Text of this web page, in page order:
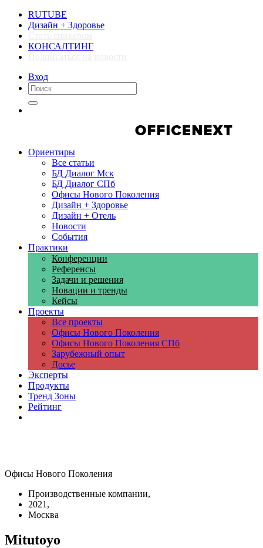
RUTUBE
Дизайн + Здоровье
КОНСАЛТИНГ
Вход
Ориентиры
Все статьи
БД Диалог Мск
БД Диалог СПб
Офисы Нового Поколения
Дизайн + Здоровье
Дизайн + Отель
Новости
События
Практики
Конференции
Референсы
Задачи и решения
Новации и тренды
Кейсы
Проекты
Все проекты
Офисы Нового Поколения
Офисы Нового Поколения СПб
Зарубежный опыт
Досье
Эксперты
Продукты
Тренд Зоны
Рейтинг
Офисы Нового Поколения
Производственные компании,
2021,
Москва
Mitutoyo